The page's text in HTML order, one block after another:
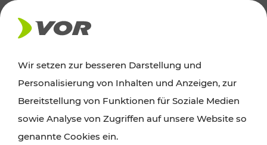
AKTUELLES
News
Alle wichtigen Meldungen zu Fahrplanänderungen,
Wir setzen zur besseren Darstellung und
Personalisierung von Inhalten und Anzeigen, zur
Bereitstellung von Funktionen für Soziale Medien
sowie Analyse von Zugriffen auf unsere Website so
genannte Cookies ein.